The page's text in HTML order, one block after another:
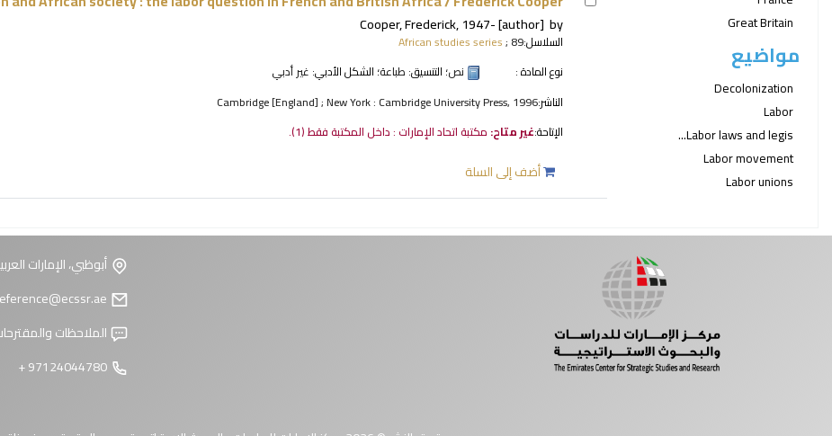
Great Britain
مواضيع
Decolonization
Labor
Labor laws and legis...
Labor movement
Labor unions
by
Cooper, Frederick, 1947-[author]
السلاسل: African studies series; 89
نوع المادة :
نص؛ التنسيق: طباعة؛ الشكل الأدبي: غير أدبي
الناشر:Cambridge [England] ; New York : Cambridge University Press, 1996
الإتاحة:غير متاح: مكتبة اتحاد الإمارات : داخل المكتبة فقط(1).
أضف إلى السلة
أبوظبي، الإمارات
الملاحظات